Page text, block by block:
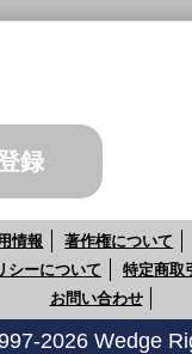
録
情報 著作権について
シーについて
特定商取
お問い合わせ
2026 Wedge